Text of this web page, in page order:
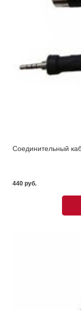
Соединительный
440 pуб.